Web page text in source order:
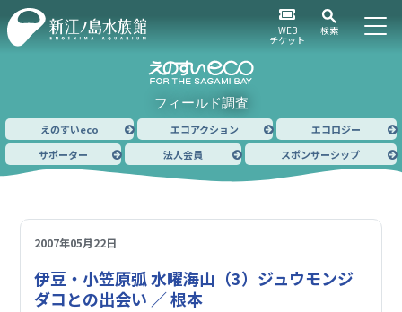
WEB
チケット
検索
フィールド調査
えのすいeco エコアクション
エコロジー
サポーター
法人会員 スポンサーシップ
2007年05月22日
伊豆・小笠原弧 水曜海山（3） ジュウモンジ
ダコとの出会い ／ 根本